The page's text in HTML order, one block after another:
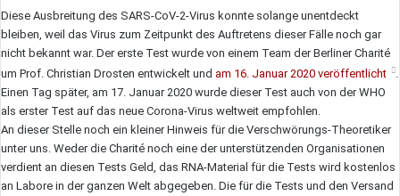
Diese Ausbreitung des SARS-CoV-2-Virus konnte solange unentdeckt
bleiben, weil das Virus zum Zeitpunkt des Auftretens dieser Fälle noch gar
nicht bekannt war. Der erste Test wurde von einem Team der Berliner Charité
um Prof. Christian Drosten entwickelt und am 16. Januar 2020 veröffentlicht
Einen Tag später, am 17. Januar 2020 wurde dieser Test auch von der WHO
als erster Test auf das neue Corona-Virus weltweit empfohlen.
An dieser Stelle noch ein kleiner Hinweis für die Verschwörungs-Theoretiker
unter uns. Weder die Charité noch eine der unterstützenden Organisationen
verdient an diesen Tests Geld, das RNA-Material für die Tests wird kostenlos
an Labore in der ganzen Welt abgegeben. Die für die Tests und den Versand